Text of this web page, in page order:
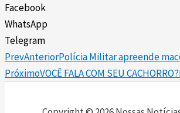
Facebook
WhatsApp
Telegram
PrevAnteriorPolícia Militar apreende
PróximoVOCÊ FALA COM SEU CACHORRO?